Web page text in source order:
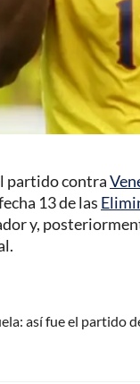
partido contra
13 de las
y,
así fue el partido